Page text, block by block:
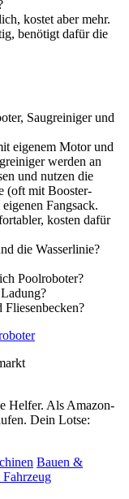
kostet aber mehr.
benötigt dafür die
Saugreiniger und
eigenem Motor und
werden an
und nutzen die
(oft mit Booster-
Fangsack.
kosten dafür
die Wasserlinie?
Poolroboter?
Helfer. Als Amazon-
Dein Lotse:
Bauen &